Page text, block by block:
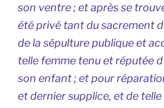
son ventre ; et après se
été privé tant du sacrement
de la sépulture publique et
telle femme tenu et réputée
son enfant ; et pour
et dernier supplice, et de telle